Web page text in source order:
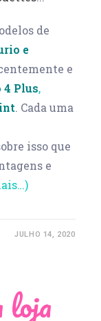
de
e
e
4 Plus,
. Cada uma
isso que
e
JULHO 14, 2020
loja